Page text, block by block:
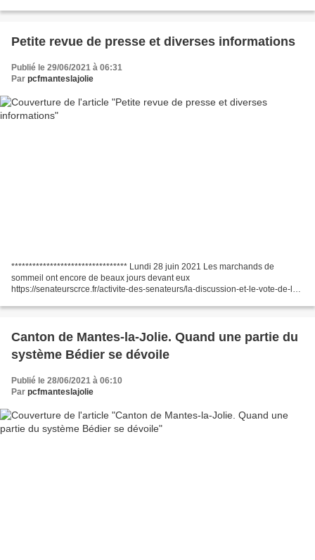
Petite revue de presse et diverses informations
Publié le 29/06/2021 à 06:31
Par pcfmanteslajolie
********************************* Lundi 28 juin 2021 Les marchands de
sommeil ont encore de beaux jours devant eux
https://senateurscrce.fr/activite-des-senateurs/la-discussion-et-le-vote-de-la-
marchands-de-sommeil-ont-encore-de-beaux-jours-devant-eux...
Canton de Mantes-la-Jolie. Quand une partie du
système Bédier se dévoile
Publié le 28/06/2021 à 06:10
Par pcfmanteslajolie